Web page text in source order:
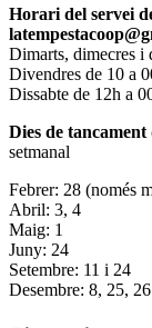
Horari del servei
Dimarts, dimecres i
Divendres de 10 a
Dissabte de 12h a
Dies de
setmanal
Febrer: 28 (només
Abril: 3, 4
Maig: 1
Juny: 24
Setembre: 11 i 24
Desembre: 8, 25, 26